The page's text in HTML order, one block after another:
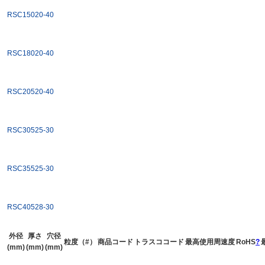
RSC15020-40
RSC18020-40
RSC20520-40
RSC30525-30
RSC35525-30
RSC40528-30
外径
(mm)
厚さ
(mm)
穴径
(mm)
粒度（#） 商品コード トラスココード 最高使用周速度RoHS?